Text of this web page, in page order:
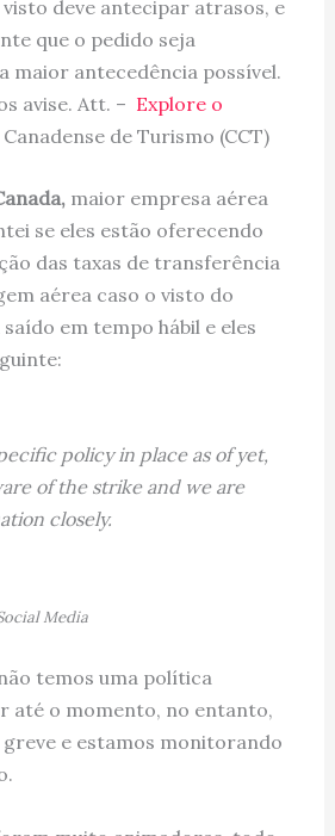
deve antecipar atrasos, e
que o pedido seja
maior antecedência possível.
avise. Att. – Explore o
de Turismo (CCT)
maior empresa aérea
se eles estão oferecendo
das taxas de transferência
aérea caso o visto do
em tempo hábil e eles
policy in place as of yet,
of the strike and we are
closely.
Media
temos uma política
até o momento, no entanto,
e estamos monitorando